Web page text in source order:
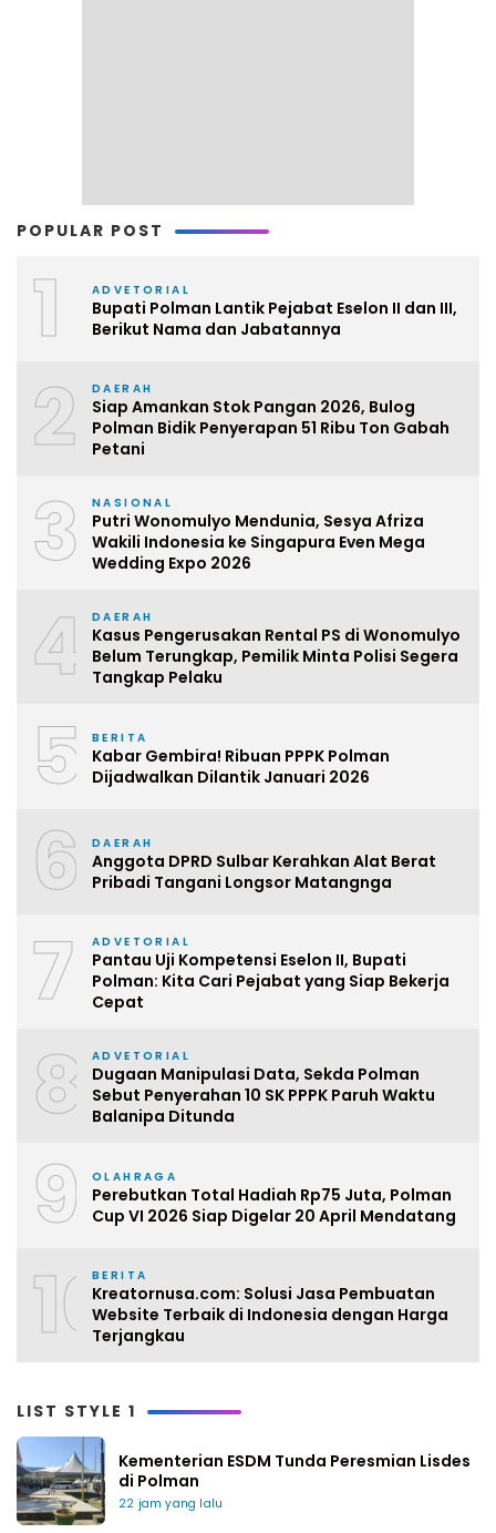
POPULAR POST
1 ADVETORIAL
Bupati Polman Lantik Pejabat Eselon II dan III,
Berikut Nama dan Jabatannya
2 DAERAH
Siap Amankan Stok Pangan 2026, Bulog
Polman Bidik Penyerapan 51 Ribu Ton Gabah
Petani
3 NASIONAL
Putri Wonomulyo Mendunia, Sesya Afriza
Wakili Indonesia ke Singapura Even Mega
Wedding Expo 2026
4 DAERAH
Kasus Pengerusakan Rental PS di Wonomulyo
Belum Terungkap, Pemilik Minta Polisi Segera
Tangkap Pelaku
5 BERITA
Kabar Gembira! Ribuan PPPK Polman
Dijadwalkan Dilantik Januari 2026
6 DAERAH
Anggota DPRD Sulbar Kerahkan Alat Berat
Pribadi Tangani Longsor Matangnga
7 ADVETORIAL
Pantau Uji Kompetensi Eselon II, Bupati
Polman: Kita Cari Pejabat yang Siap Bekerja
Cepat
8 ADVETORIAL
Dugaan Manipulasi Data, Sekda Polman
Sebut Penyerahan 10 SK PPPK Paruh Waktu
Balanipa Ditunda
9 OLAHRAGA
Perebutkan Total Hadiah Rp75 Juta, Polman
Cup VI 2026 Siap Digelar 20 April Mendatang
10BERITA
Kreatornusa.com: Solusi Jasa Pembuatan
Website Terbaik di Indonesia dengan Harga
Terjangkau
LIST STYLE 1
Kementerian ESDM Tunda Peresmian Lisdes
di Polman
22 jam yang lalu